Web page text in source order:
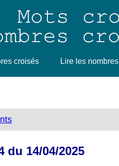
croisés Lire les nombres
du 14/04/2025